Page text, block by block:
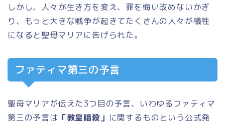
しかし、人々が生き方を変え、罪を悔い改めないかぎ
り、もっと大きな戦争が起きてたくさんの人々が犠牲
になると聖母マリアに告げられた。
ファティマ第三の予言
聖母マリアが伝えた3つ目の予言、いわゆるファティマ
第三の予言は 「教皇暗殺」 に関するものという公式発